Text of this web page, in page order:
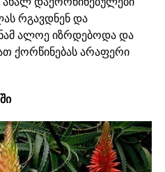
რგავდნენ და
ალოე იზრდებოდა და
ქორწინებას არაფერი